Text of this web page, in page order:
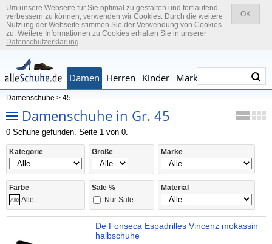
OK
Um unsere Webseite für Sie optimal zu gestalten und fortlaufend
verbessern zu können, verwenden wir Cookies. Durch die weitere
Nutzung der Webseite stimmen Sie der Verwendung von Cookies
zu. Weitere Informationen zu Cookies erhalten Sie in unserer
Datenschutzerklärung.
Damen Herren Kinder Marken
Damenschuhe > 45
Damenschuhe in Gr. 45
0 Schuhe gefunden. Seite 1 von 0.
Kategorie Größe Marke
Farbe
Alle
Sale %
Nur Sale
Material
De Fonseca Espadrilles Vincenz mokassin
halbschuhe